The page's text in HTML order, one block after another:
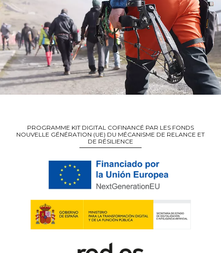
PROGRAMME KIT DIGITAL COFINANCÉ PAR LES FONDS
NOUVELLE GÉNÉRATION (UE) DU MÉCANISME DE RELANCE ET
DE RÉSILIENCE